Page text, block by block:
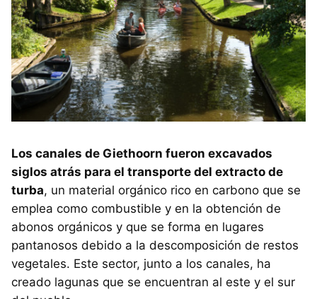
Los canales de Giethoorn fueron excavados
siglos atrás para el transporte del extracto de
turba, un material orgánico rico en carbono que se
emplea como combustible y en la obtención de
abonos orgánicos y que se forma en lugares
pantanosos debido a la descomposición de restos
vegetales. Este sector, junto a los canales, ha
creado lagunas que se encuentran al este y el sur